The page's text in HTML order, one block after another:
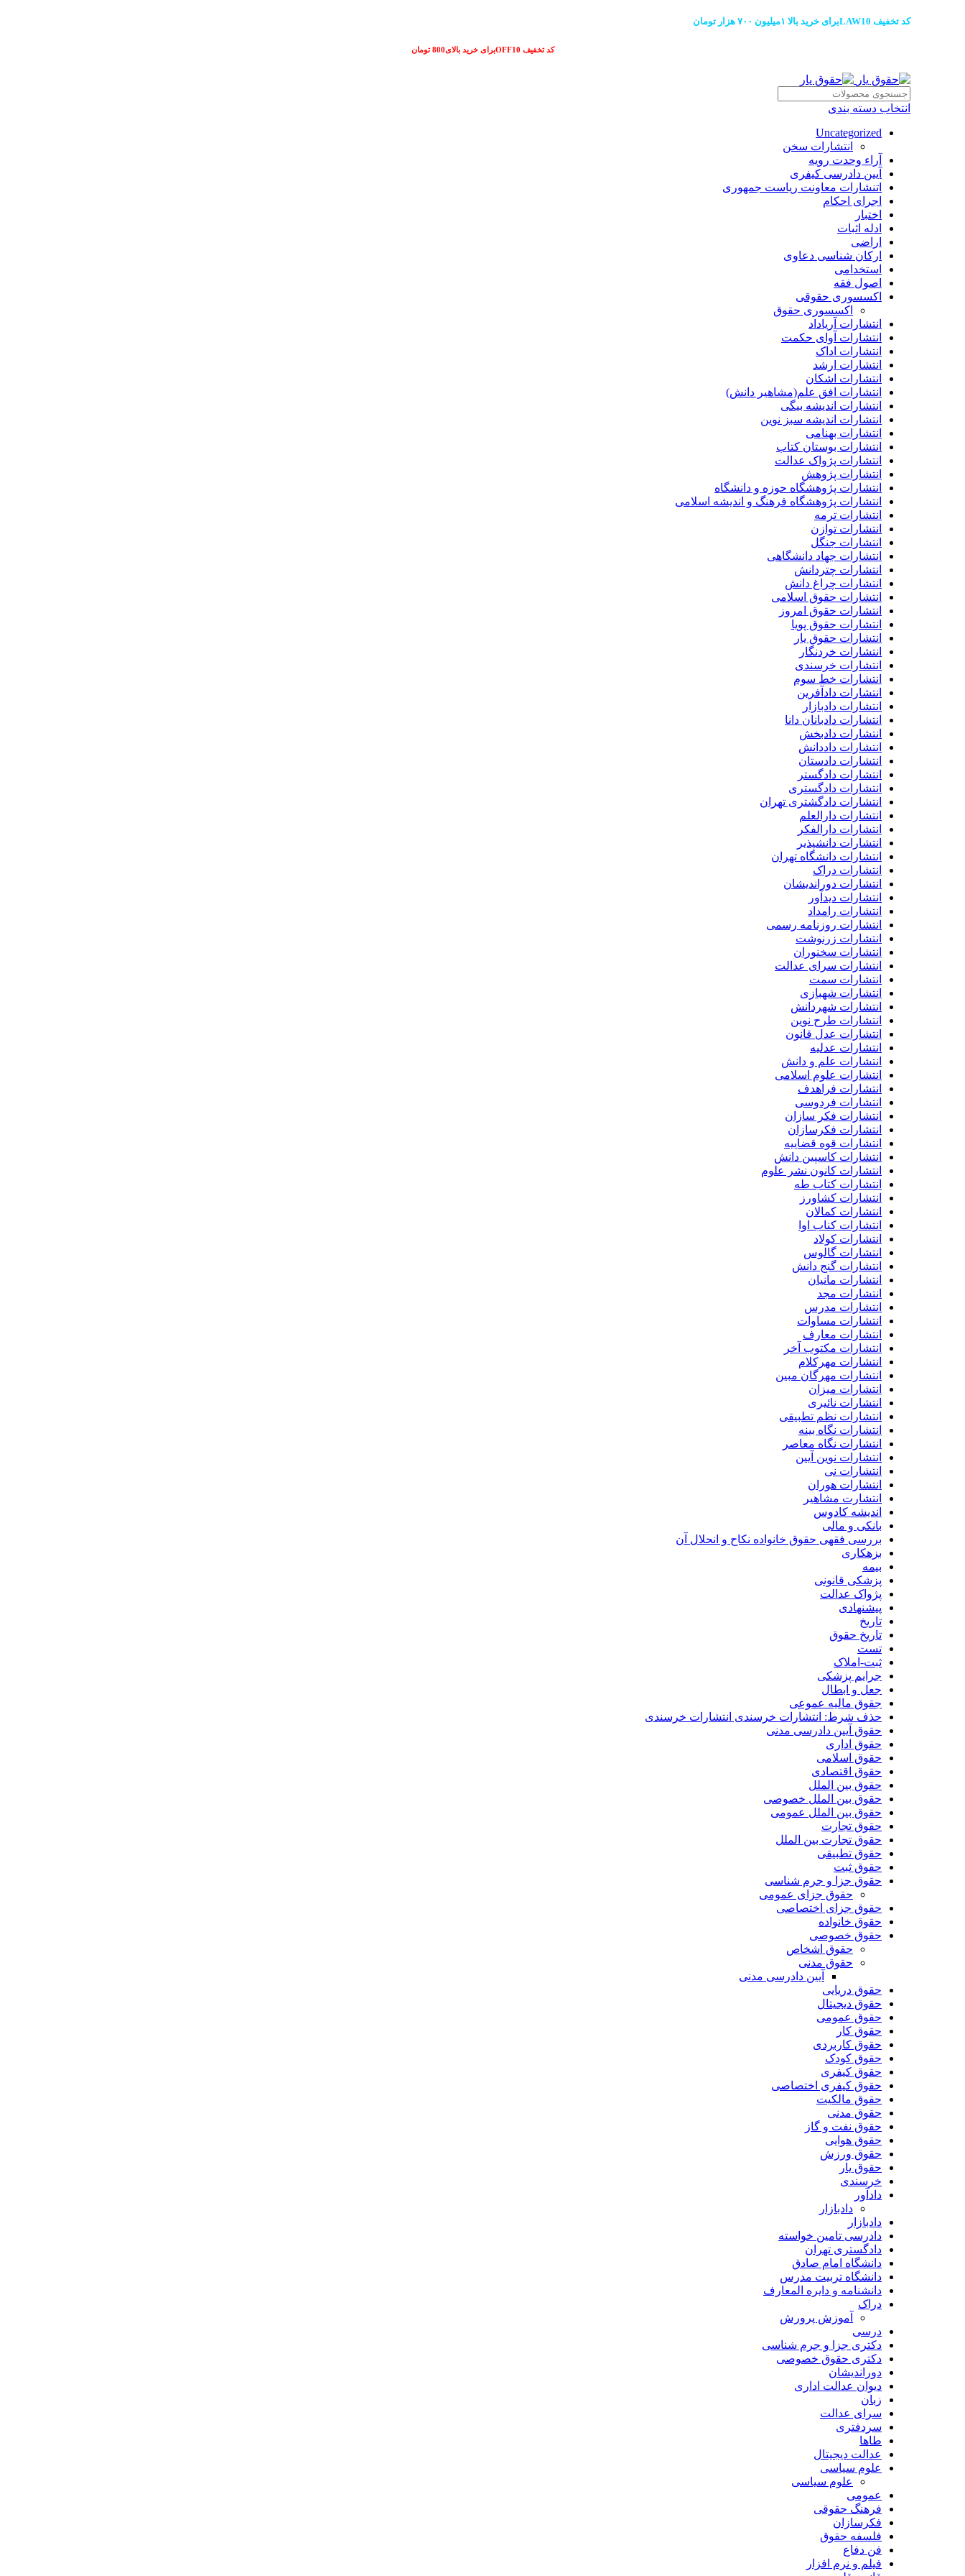
کد تخفیف LAW10برای خرید بالا ۱میلیون ۷۰۰ هزار تومان
کد تخفیف OFF10برای خرید بالای800 تومان
انتخاب دسته بندی
Uncategorized
انتشارات سخن
آراء وحدت رویه
آیین دادرسی کیفری
اتنشارات معاونت ریاست جمهوری
اجرای احکام
اختبار
ادله اثبات
اراضی
ارکان شناسی دعاوی
استخدامی
اصول فقه
اکسسوری حقوقی
اکسسوری حقوق
انتشارات آریاداد
انتشارات آوای حکمت
انتشارات اداک
انتشارات ارشد
انتشارات اشکان
انتشارات افق علم(مشاهیر دانش)
انتشارات اندیشه بیگی
انتشارات اندیشه سبز نوین
انتشارات بهنامی
انتشارات بوستان کتاب
انتشارات پژواک عدالت
انتشارات پژوهش
انتشارات پژوهشگاه حوزه و دانشگاه
انتشارات پژوهشگاه فرهنگ و اندیشه اسلامی
انتشارات ترمه
انتشارات توازن
انتشارات جنگل
انتشارات جهاد دانشگاهی
انتشارات چتردانش
انتشارات چراغ دانش
انتشارات حقوق اسلامی
انتشارات حقوق امروز
انتشارات حقوق پویا
انتشارات حقوق یار
انتشارات خردنگار
انتشارات خرسندی
انتشارات خط سوم
انتشارات دادآفرین
انتشارات دادبازار
انتشارات دادبانان دانا
انتشارات دادبخش
انتشارات داددانش
انتشارات دادستان
انتشارات دادگستر
انتشارات دادگستری
انتشارات دادگشتری تهران
انتشارات دارالعلم
انتشارات دارالفکر
انتشارات دانشپذیر
انتشارات دانشگاه تهران
انتشارات دراک
انتشارات دوراندیشان
انتشارات دیدآور
انتشارات رامداد
انتشارات روزنامه رسمی
انتشارات زرنوشت
انتشارات سخنوران
انتشارات سرای عدالت
انتشارات سمت
انتشارات شهبازی
انتشارات شهردانش
انتشارات طرح نوین
انتشارات عدل قانون
انتشارات عدلیه
انتشارات علم و دانش
انتشارات علوم اسلامی
انتشارات فراهدف
انتشارات فردوسی
انتشارات فکر سازان
انتشارات فکرسازان
انتشارات قوه قضاییه
انتشارات کاسپین دانش
انتشارات کانون نشر علوم
انتشارات کتاب طه
انتشارات کشاورز
انتشارات کمالان
انتشارات کناب اوا
انتشارات کولاد
انتشارات گالوس
انتشارات گنج دانش
انتشارات مانیان
انتشارات مجد
انتشارات مدرس
انتشارات مساوات
انتشارات معارف
انتشارات مکتوب آخر
انتشارات مهرکلام
انتشارات مهرگان مبین
انتشارات میزان
انتشارات نائیری
انتشارات نظم تطبیقی
انتشارات نگاه بینه
انتشارات نگاه معاصر
انتشارات نوین آیین
انتشارات نی
انتشارات هوران
انتشارت مشاهیر
اندیشه کادوس
بانکی و مالی
بررسی فقهی حقوق خانواده نکاح و انحلال آن
بزهکاری
بیمه
پزشکی قانونی
پژواک عدالت
پیشنهادی
تاریخ
تاریخ حقوق
تست
ثبت-املاک
جرایم پزشکی
جعل و ابطال
جقوق مالیه عموعی
حذف شرط: انتشارات خرسندی انتشارات خرسندی
حقوق آیین دادرسی مدنی
حقوق اداری
حقوق اسلامی
حقوق اقتصادی
حقوق بین الملل
حقوق بین الملل خصوصی
حقوق بین الملل عمومی
حقوق تجارت
حقوق تجارت بین الملل
حقوق تطبیقی
حقوق ثبت
حقوق جزا و جرم شناسی
حقوق جزای عمومی
حقوق جزای اختصاصی
حقوق خانواده
حقوق خصوصی
حقوق اشخاص
حقوق مدنی
آیین دادرسی مدنی
حقوق دریایی
حقوق دیجیتال
حقوق عمومی
حقوق کار
حقوق کاربردی
حقوق کودک
حقوق کیفری
حقوق کیفری اختصاصی
حقوق مالکیت
حقوق مدنی
حقوق نفت و گاز
حقوق هوایی
حقوق ورزش
حقوق یار
خرسندی
دادآور
دادبازار
دادبازار
دادرسی تامین خواسته
دادگستری تهران
دانشگاه امام صادق
دانشگاه تربیت مدرس
دانشنامه و دایره المعارف
دراک
آموزش پرورش
درسی
دکتری جزا و جرم شناسی
دکتری حقوق خصوصی
دوراندیشان
دیوان عدالت اداری
زبان
سرای عدالت
سردفتری
طاها
عدالت دیجیتال
علوم سیاسی
علوم سیاسی
عمومی
فرهنگ حقوقی
فکرسازان
فلسفه حقوق
فن دفاع
فیلم و نرم افزار